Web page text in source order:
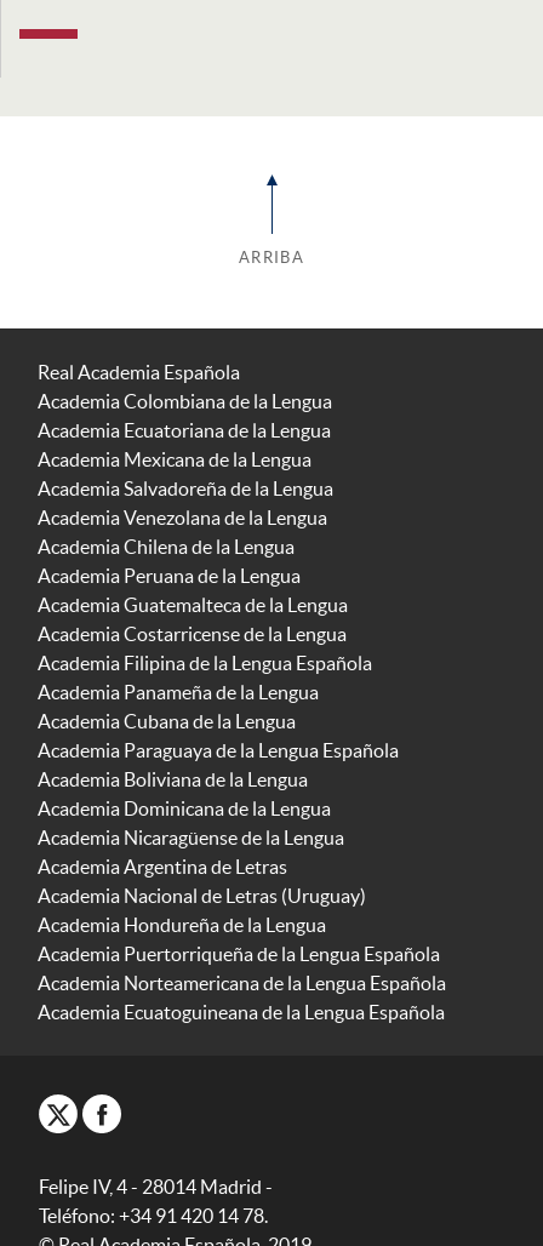
ARRIBA
Real Academia Española
Academia Colombiana de la Lengua
Academia Ecuatoriana de la Lengua
Academia Mexicana de la Lengua
Academia Salvadoreña de la Lengua
Academia Venezolana de la Lengua
Academia Chilena de la Lengua
Academia Peruana de la Lengua
Academia Guatemalteca de la Lengua
Academia Costarricense de la Lengua
Academia Filipina de la Lengua Española
Academia Panameña de la Lengua
Academia Cubana de la Lengua
Academia Paraguaya de la Lengua Española
Academia Boliviana de la Lengua
Academia Dominicana de la Lengua
Academia Nicaragüense de la Lengua
Academia Argentina de Letras
Academia Nacional de Letras (Uruguay)
Academia Hondureña de la Lengua
Academia Puertorriqueña de la Lengua Española
Academia Norteamericana de la Lengua Española
Academia Ecuatoguineana de la Lengua Española
Felipe IV, 4 - 28014 Madrid -
Teléfono: +34 91 420 14 78.